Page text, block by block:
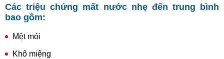
Các triệu chứng mất nước nhẹ đến trung bình
bao gồm:
Mệt mỏi
Khô miệng